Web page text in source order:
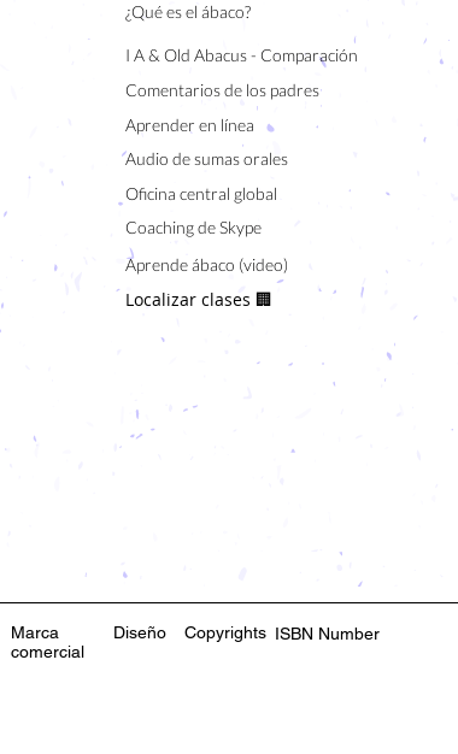
¿Qué es el ábaco?
I A & Old Abacus - Comparación
Comentarios de los padres
Aprender en línea
Audio de sumas orales
Oficina central global
Coaching de Skype
Aprende ábaco (video)
Localizar clases 🏢
Marca
comercial
Diseño Copyrights ISBN Number